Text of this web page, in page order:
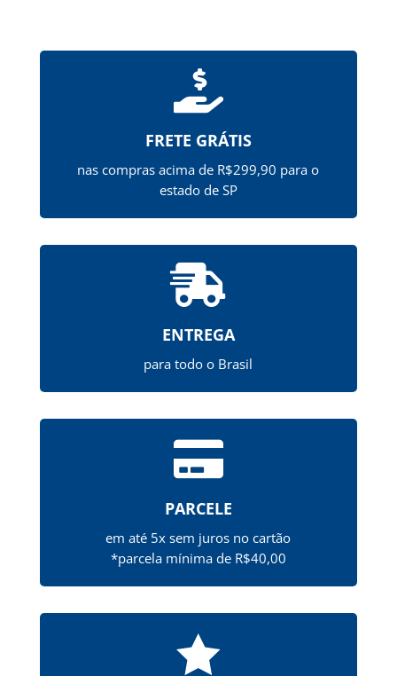

FRETE GRÁTIS
nas compras acima de R$299,90 para o
estado de SP

ENTREGA
para todo o Brasil

PARCELE
em até 5x sem juros no cartão
*parcela mínima de R$40,00
